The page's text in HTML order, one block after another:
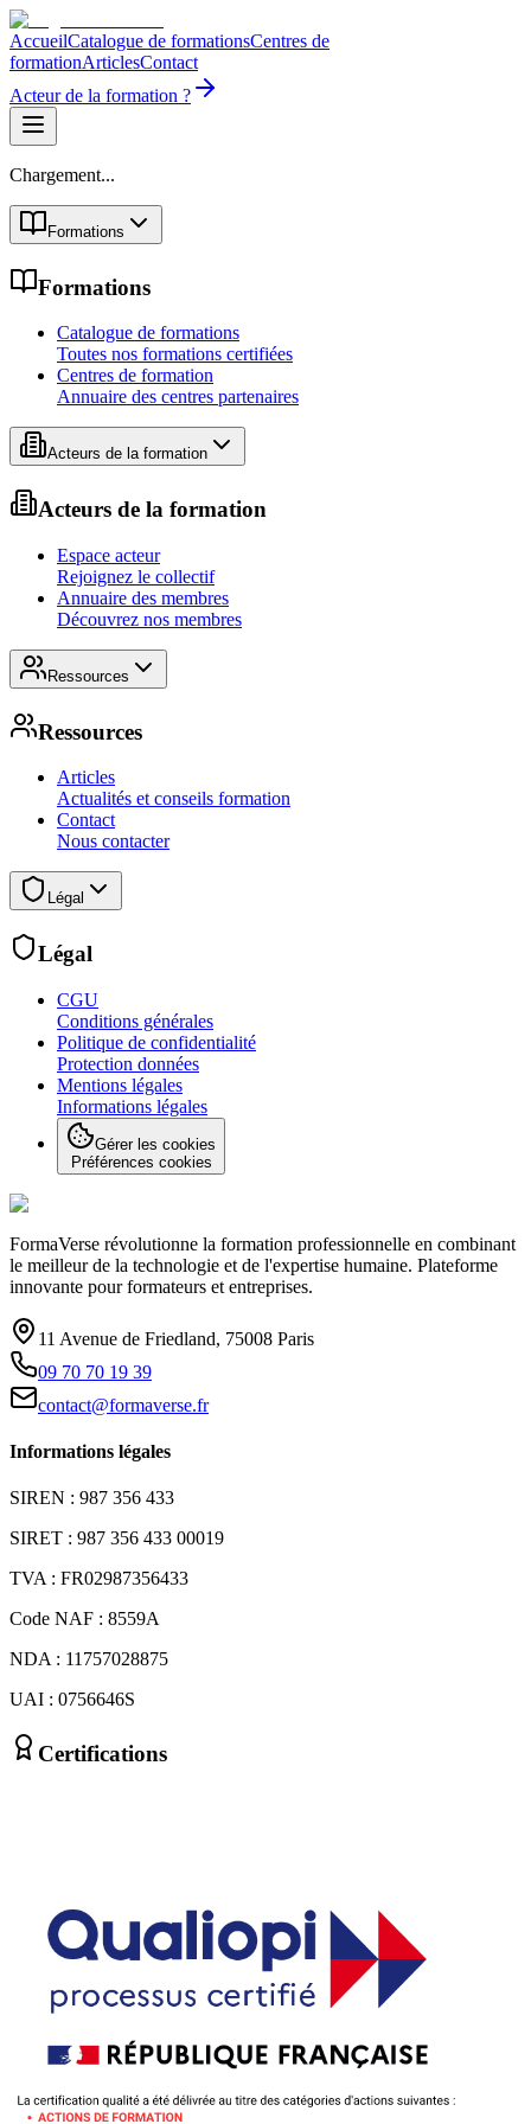
AccueilCatalogue de formationsCentres de
formationArticlesContact
Acteur de la formation ?
Chargement...
Formations
Formations
Catalogue de formations
Toutes nos formations certifiées
Centres de formation
Annuaire des centres partenaires
Acteurs de la formation
Acteurs de la formation
Espace acteur
Rejoignez le collectif
Annuaire des membres
Découvrez nos membres
Ressources
Ressources
Articles
Actualités et conseils formation
Contact
Nous contacter
Légal
Légal
CGU
Conditions générales
Politique de confidentialité
Protection données
Mentions légales
Informations légales
Gérer les cookies
Préférences cookies
FormaVerse révolutionne la formation professionnelle en combinant
le meilleur de la technologie et de l'expertise humaine. Plateforme
innovante pour formateurs et entreprises.
11 Avenue de Friedland, 75008 Paris
09 70 70 19 39
contact@formaverse.fr
Informations légales
SIREN : 987 356 433
SIRET : 987 356 433 00019
TVA : FR02987356433
Code NAF : 8559A
NDA : 11757028875
UAI : 0756646S
Certifications